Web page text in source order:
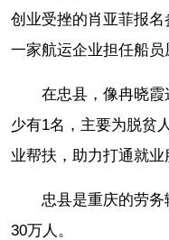
创业受挫的肖亚菲报
一家航运企业担任船员
在忠县，像冉晓
少有1名，主要为脱贫
业帮扶，助力打通就业
忠县是重庆的劳
30万人。